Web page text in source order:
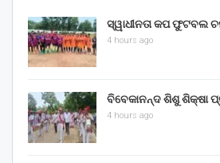
ସ୍ୱାଧୀନତା କପ ଫୁଟବଲ
4 hours ago
ବିବେକାନନ୍ଦ ଶିଶୁ ଶିକ୍ଷା
4 hours ago